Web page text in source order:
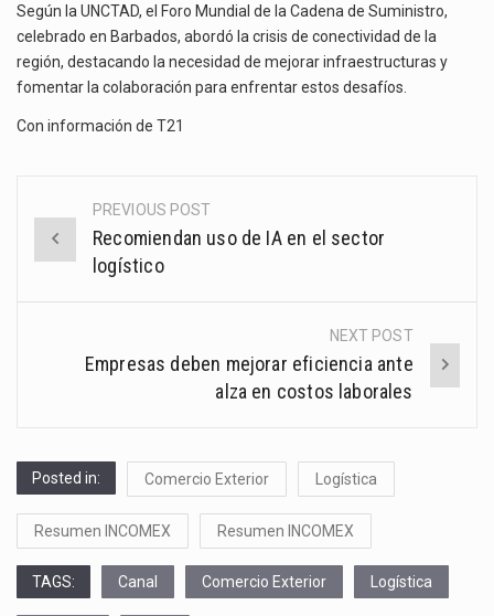
Según la UNCTAD, el Foro Mundial de la Cadena de Suministro,
celebrado en Barbados, abordó la crisis de conectividad de la
región, destacando la necesidad de mejorar infraestructuras y
fomentar la colaboración para enfrentar estos desafíos.
Con información de T21
Post
navigation
PREVIOUS POST
Recomiendan uso de IA en el sector
logístico
NEXT POST
Empresas deben mejorar eficiencia ante
alza en costos laborales
Posted in: Comercio Exterior Logística
Resumen INCOMEX Resumen INCOMEX
TAGS: Canal Comercio Exterior Logística